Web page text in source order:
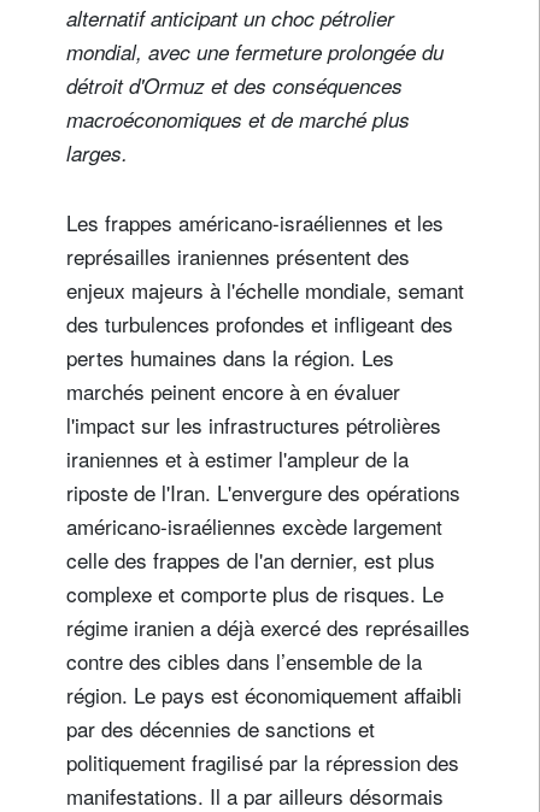
alternatif anticipant un choc pétrolier
mondial, avec une fermeture prolongée du
détroit d'Ormuz et des conséquences
macroéconomiques et de marché plus
larges.
Les frappes américano-israéliennes et les
représailles iraniennes présentent des
enjeux majeurs à l'échelle mondiale, semant
des turbulences profondes et infligeant des
pertes humaines dans la région. Les
marchés peinent encore à en évaluer
l'impact sur les infrastructures pétrolières
iraniennes et à estimer l'ampleur de la
riposte de l'Iran. L'envergure des opérations
américano-israéliennes excède largement
celle des frappes de l'an dernier, est plus
complexe et comporte plus de risques. Le
régime iranien a déjà exercé des représailles
contre des cibles dans l’ensemble de la
région. Le pays est économiquement affaibli
par des décennies de sanctions et
politiquement fragilisé par la répression des
manifestations. Il a par ailleurs désormais